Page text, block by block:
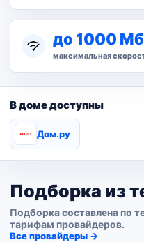
до 1000
максимальная
В доме доступны
Дом.ру
Подборка из
Подборка составлена по
тарифам провайдеров.
Все провайдеры →